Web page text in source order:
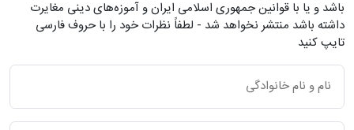
باشد و یا با قوانین جمهوری اسلامی ایران و آموزه‌های دینی مغایرت
داشته باشد منتشر نخواهد شد - لطفاً نظرات خود را با حروف فارسی
تایپ کنید